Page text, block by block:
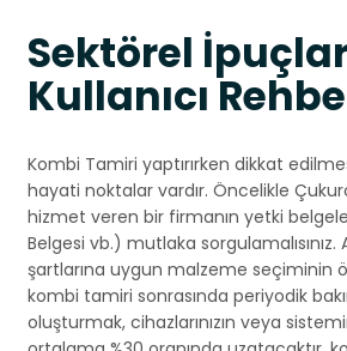
Sektörel
Kullanıcı
Kombi Tamiri yaptırırken dikkat
hayati noktalar vardır. Öncelikle
hizmet veren bir firmanın yetki
Belgesi vb.) mutlaka sorgulamalısınız.
şartlarına uygun malzeme seçiminin
kombi tamiri sonrasında periyodik
oluşturmak, cihazlarınızın veya